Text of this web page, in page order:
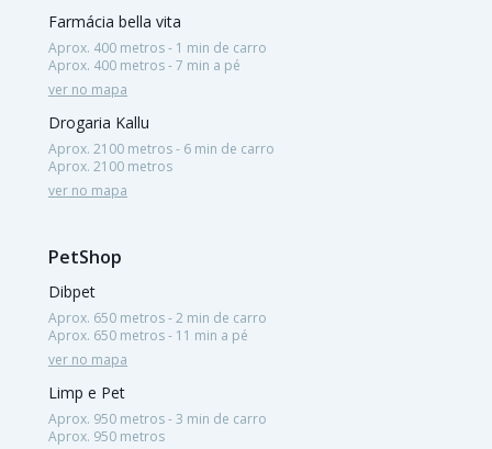
Farmácia bella vita
Aprox. 400 metros - 1 min de carro
Aprox. 400 metros - 7 min a pé
ver no mapa
Drogaria Kallu
Aprox. 2100 metros - 6 min de carro
Aprox. 2100 metros
ver no mapa
PetShop
Dibpet
Aprox. 650 metros - 2 min de carro
Aprox. 650 metros - 11 min a pé
ver no mapa
Limp e Pet
Aprox. 950 metros - 3 min de carro
Aprox. 950 metros